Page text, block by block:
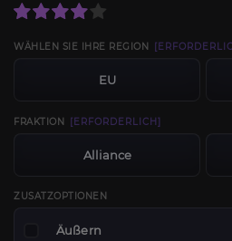
WÄHLEN SIE IHRE REGION
EU
FRAKTION [ERFORDERLICH]
Alliance
ZUSATZOPTIONEN
Äußern